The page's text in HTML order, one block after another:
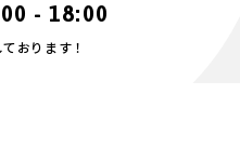
- 18:00
おります！